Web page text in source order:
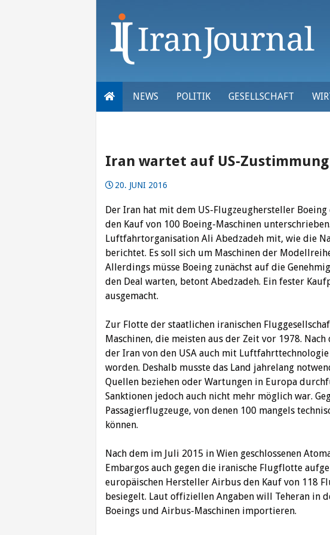
NEWS POLITIK GESELLSCHAFT
Iran wartet auf US-Zustimmung
20. JUNI 2016
Der Iran hat mit dem US-Flugzeughersteller
den Kauf von 100 Boeing-Maschinen
Luftfahrtorganisation Ali Abedzadeh mit, wie die
berichtet. Es soll sich um Maschinen der
Allerdings müsse Boeing zunächst auf die
den Deal warten, betont Abedzadeh. Ein fester
ausgemacht.
Zur Flotte der staatlichen iranischen
Maschinen, die meisten aus der Zeit vor 1978.
der Iran von den USA auch mit
worden. Deshalb musste das Land jahrelang
Quellen beziehen oder Wartungen in Europa
Sanktionen jedoch auch nicht mehr möglich war.
Passagierflugzeuge, von denen 100 mangels
können.
Nach dem im Juli 2015 in Wien geschlossenen
Embargos auch gegen die iranische Flugflotte
europäischen Hersteller Airbus den Kauf von 118
besiegelt. Laut offiziellen Angaben will Teheran in
Boeings und Airbus-Maschinen importieren.